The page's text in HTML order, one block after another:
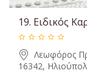
19. Ειδικός
Λεωφόρος
16342,